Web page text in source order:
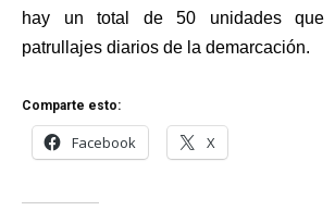
hay un total de 50 unidades que
patrullajes diarios de la demarcación.
Comparte esto:
Facebook X